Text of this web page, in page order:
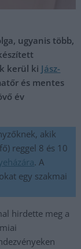
ugyanis több,
kerül ki Jász-
és mentes
év
akik
reggel 8 és 10
. A
egy szakmai
hirdette meg a